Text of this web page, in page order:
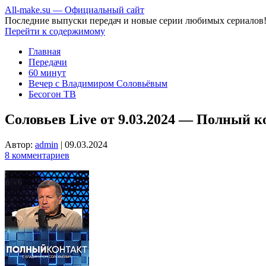
All-make.su — Официальный сайт
Последние выпуски передач и новые серии любимых сериалов!
Перейти к содержимому
Главная
Передачи
60 минут
Вечер с Владимиром Соловьёвым
Бесогон ТВ
Соловьев Live от 9.03.2024 — Полный
Автор: admin | 09.03.2024
8 комментариев